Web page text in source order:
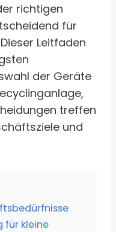
richtigen
für
Leitfaden
der Geräte
treffen
und
für kleine